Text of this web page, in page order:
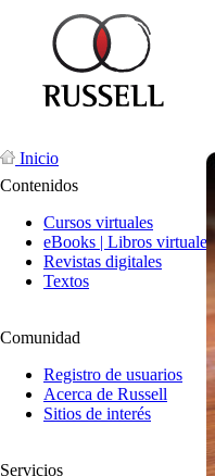
Inicio
Contenidos
Cursos virtuales
eBooks | Libros virtuales
Revistas digitales
Textos
Comunidad
Registro de usuarios
Acerca de Russell
Sitios de interés
Servicios